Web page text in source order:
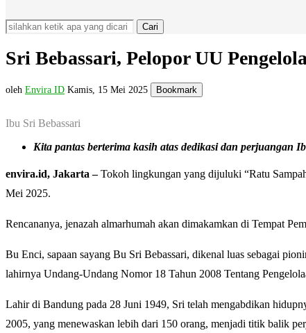
Cari
Sri Bebassari, Pelopor UU
oleh Envira ID Kamis, 15 Mei 2025 Bookmark
Ibu Sri Bebassari
Kita pantas berterima kasih atas dedikasi dan perjuangan
envira.id, Jakarta –Tokoh lingkungan yang dijuluki “Ratu
Mei 2025.
Rencananya, jenazah almarhumah akan dimakamkan di Tempat
Bu Enci, sapaan sayang Bu Sri Bebassari, dikenal luas sebagai
lahirnya Undang-Undang Nomor 18 Tahun 2008 Tentang
Lahir di Bandung pada 28 Juni 1949, Sri telah mengabdikan
2005, yang menewaskan lebih dari 150 orang, menjadi titik balik